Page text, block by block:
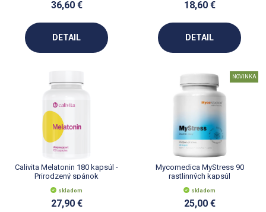
36,60 €
DETAIL
18,60 €
DETAIL
Calivita Melatonin 180 kapsúl -
Prirodzený spánok
skladom
27,90 €
NOVINKA
Mycomedica MyStress 90
rastlinných kapsúl
skladom
25,00 €